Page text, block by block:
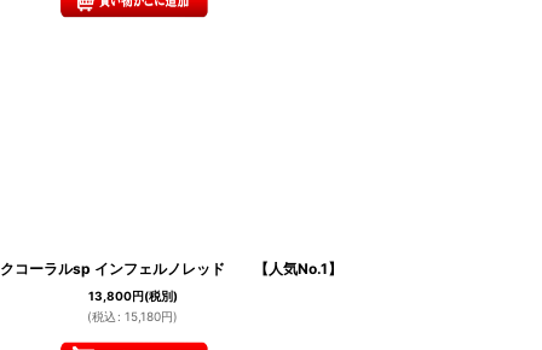
コーラルsp インフェルノレッド 【人気No.1】
13,800円(税別)
(税込 : 15,180円)